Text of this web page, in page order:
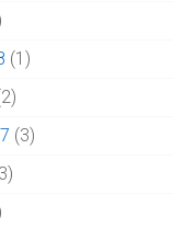
(1)
(3)